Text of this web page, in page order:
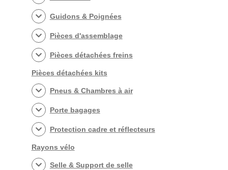
Guidons & Poignées
Pièces d'assemblage
Pièces détachées freins
Pièces détachées kits
Pneus & Chambres à air
Porte bagages
Protection cadre et réflecteurs
Rayons vélo
Selle & Support de selle